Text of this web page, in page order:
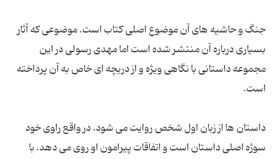
جنگ و حاشیه های آن موضوع اصلی کتاب است. موضوعی که آثار
بسیاری درباره آن منتشر شده است اما مهدی رسولی در این
مجموعه داستانی با نگاهی ویژه و از دریچه ای خاص به آن پرداخته
است.
داستان ها از زبان اول شخص روایت می شود. در واقع راوی خود
سوژه اصلی داستان است و اتفاقات پیرامون او روی می دهد. با